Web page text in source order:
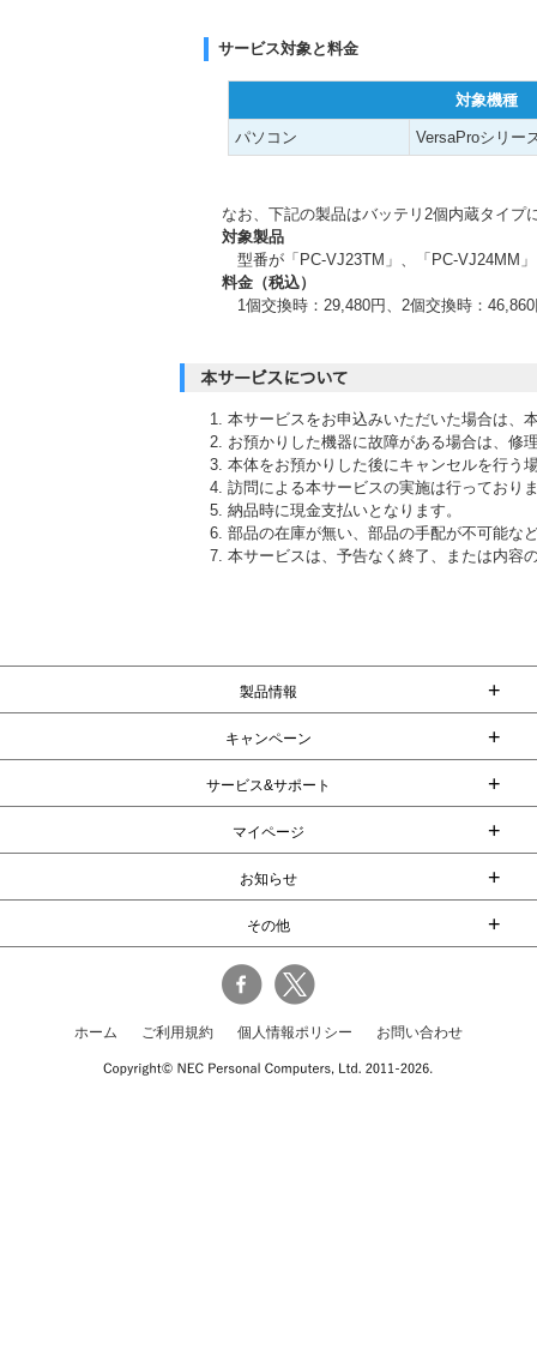
サービス対象と料金
対象機種
パソコン VersaProシリー
なお、下記の製品はバッテリ2個内蔵タイプ
対象製品
型番が「PC-VJ23TM」、「PC-VJ24MM
料金（税込）
1個交換時：29,480円、2個交換時：
本サービスをお申込みいただいた場合は、
お預かりした機器に故障がある場合は、修
本体をお預かりした後にキャンセルを行う
訪問による本サービスの実施は行っており
納品時に現金支払いとなります。
部品の在庫が無い、部品の手配が不可能な
本サービスは、予告なく終了、または内容
製品情報 +
キャンペーン +
サービス&サポート +
マイページ +
お知らせ +
その他 +
ホーム ご利用規約 個人情報ポリシー お問い合わせ